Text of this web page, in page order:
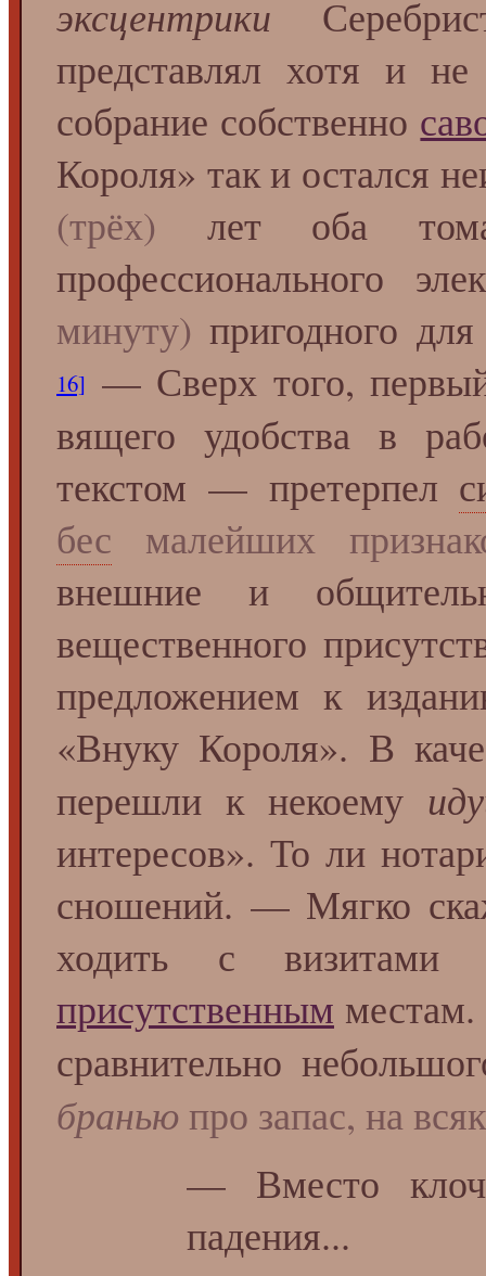
эксцентрики
представлял хотя и
собрание собственно
Короля» так и остался
(трёх) лет оба
профессионального
минуту) пригодного
16]
— Сверх того,
вящего удобства в
текстом — претерпел
бес малейших
внешние и
вещественного
предложением к
«Внуку Короля». В
перешли к некоему
интересов». То ли
сношений. — Мягко
ходить с
присутственным
сравнительно
бранью про запас, на
— Вместо
падения...